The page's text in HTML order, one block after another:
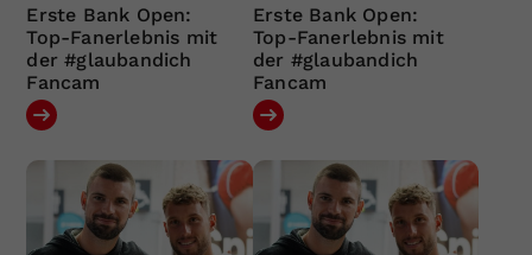
Erste Bank Open:
Top-Fanerlebnis mit
der #glaubandich
Fancam
Erste Bank Open:
Top-Fanerlebnis mit
der #glaubandich
Fancam